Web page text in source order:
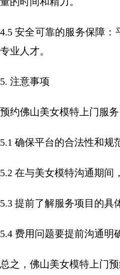
4.5 安全可靠的服务保障
专业人才。
5. 注意事项
预约佛山美女模特上门服
5.1 确保平台的合法性和规
5.2 在与美女模特沟通期间
5.3 提前了解服务项目的具
5.4 费用问题要提前沟通明
总之，佛山美女模特上门